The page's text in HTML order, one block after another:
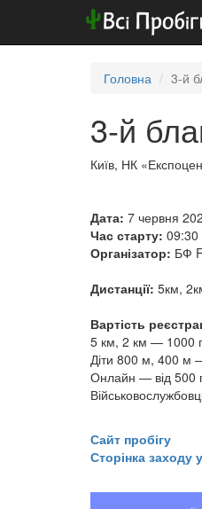
Головна 3-й
3-й
Київ, НК
Дата: 7 червня
Час старту: 09:30
Організатор: БФ
Дистанції: 5км,
Вартість
5 км, 2 км — 1000
Діти 800 м, 400 м
Онлайн — від 500
​​​​​​​Сайт пробігу
Сторінка заходу